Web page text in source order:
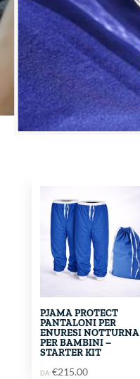
PJAMA PROTECT
PANTALONI PER
ENURESI NOTTURNA
PER BAMBINI –
STARTER KIT
DA:€215.00